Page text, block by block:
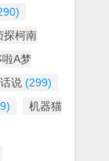
探柯南
啦A梦
说 (299)
机器猫